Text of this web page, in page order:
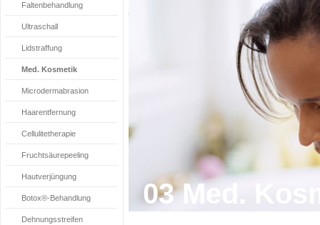
03 Med.
Faltenbehandlung
Ultraschall
Lidstraffung
Med. Kosmetik
Microdermabrasion
Haarentfernung
Cellulitetherapie
Fruchtsäurepeeling
Hautverjüngung
Botox®-Behandlung
Dehnungsstreifen